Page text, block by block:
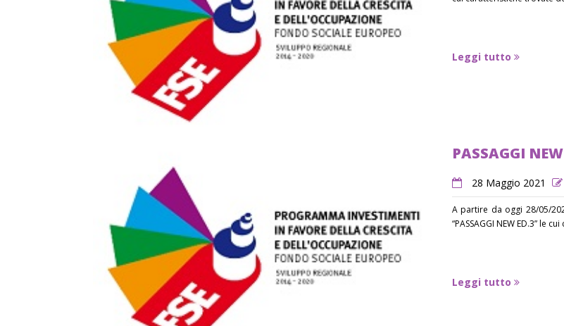
Leggi tutto
PASSAGGI
28 Maggio 2021
A partire da oggi 28/05/
“PASSAGGI NEW ED.3” le
Leggi tutto